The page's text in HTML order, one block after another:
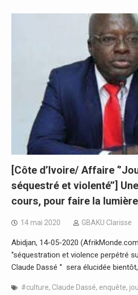
[Côte d’Ivoire/ Affaire
séquestré et violenté’’]
cours, pour faire la
14 mai 2020 GBAKU Clarisse
Abidjan, 14-05-2020
‘’séquestration et violence perpétré
Claude Dassé ‘’ sera élucidée
#culture, Claude Dassé, enquête,